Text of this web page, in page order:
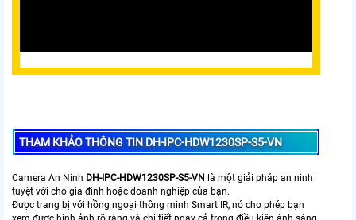
THAM KHẢO THÔNG TIN DH-IPC-HDW1230SP-S5-VN
Camera An Ninh DH-IPC-HDW1230SP-S5-VN là một giải pháp an ninh
tuyệt vời cho gia đình hoặc doanh nghiệp của bạn.
Được trang bị với hồng ngoại thông minh Smart IR, nó cho phép bạn